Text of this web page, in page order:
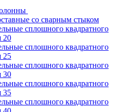
со сварным стыком
сплошного квадратного
20
сплошного квадратного
25
сплошного квадратного
30
сплошного квадратного
35
сплошного квадратного